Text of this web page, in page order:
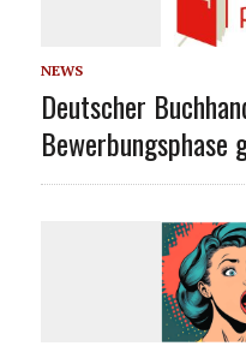
NEWS
Deutscher
Bewerbungsphase